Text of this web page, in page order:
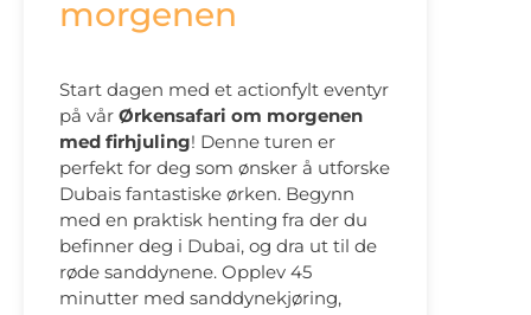
morgenen
Start dagen med et actionfylt eventyr
på vår Ørkensafari om morgenen
med firhjuling! Denne turen er
perfekt for deg som ønsker å utforske
Dubais fantastiske ørken. Begynn
med en praktisk henting fra der du
befinner deg i Dubai, og dra ut til de
røde sanddynene. Opplev 45
minutter med sanddynekjøring,